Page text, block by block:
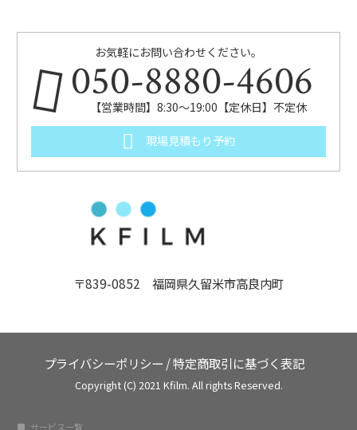
お気軽にお問い合わせください。
050-8880-4606
【営業時間】8:30～19:00【定休日】不定休
現場見積もり予約
〒839-0852 福岡県久留米市高良内町
プライバシーポリシー /特定商取引に基づく表記
Copyright (C) 2021 Kfilm. All rights Reserved.
サービス一覧